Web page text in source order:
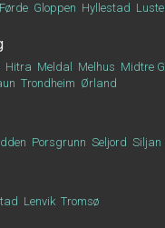
Førde Gloppen Hyllestad
Hitra Meldal Melhus Midtre
Trondheim Ørland
Porsgrunn Seljord Siljan
Lenvik Tromsø